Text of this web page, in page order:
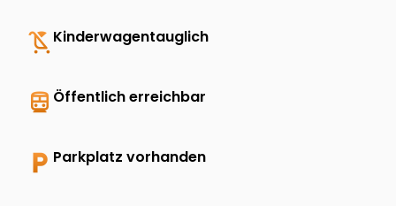
child_friendly Kinderwagentauglich
directions_transit Öffentlich erreichbar
local_parking Parkplatz vorhanden